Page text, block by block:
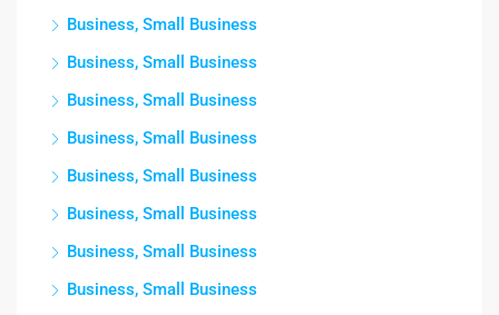
Business, Small Business
Business, Small Business
Business, Small Business
Business, Small Business
Business, Small Business
Business, Small Business
Business, Small Business
Business, Small Business